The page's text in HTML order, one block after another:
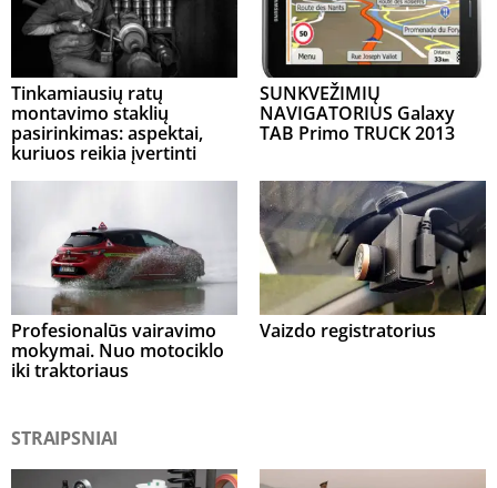
Tinkamiausių ratų
montavimo staklių
pasirinkimas: aspektai,
kuriuos reikia įvertinti
SUNKVEŽIMIŲ
NAVIGATORIUS Galaxy
TAB Primo TRUCK 2013
Profesionalūs vairavimo
mokymai. Nuo motociklo
iki traktoriaus
Vaizdo registratorius
STRAIPSNIAI